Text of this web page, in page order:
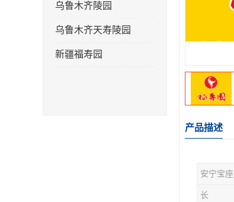
乌鲁木齐陵园
乌鲁木齐天寿陵园
新疆福寿园
产品描述
安宁宝座
长